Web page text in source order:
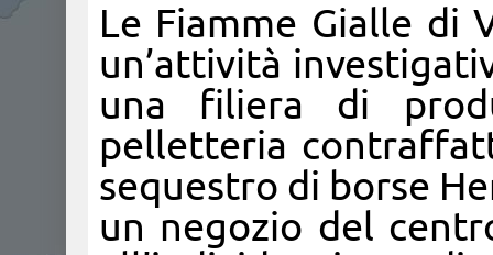
Le Fiamme Gialle di
un’attività
una filiera di
pelletteria
sequestro di borse
un negozio del